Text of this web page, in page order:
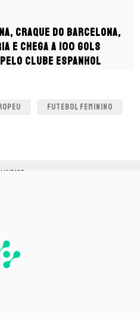
craque do Barcelona,
e chega a 100 gols
clube espanhol
FUTEBOL FEMININO